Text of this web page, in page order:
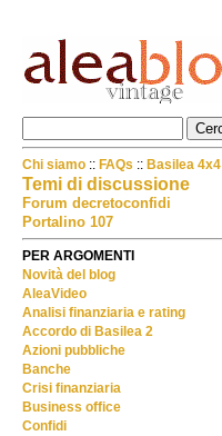
Chi siamo :: FAQs :: Basilea 4x4
Temi di discussione
Forum decretoconfidi
Portalino 107
PER ARGOMENTI
Novità del blog
AleaVideo
Analisi finanziaria e rating
Accordo di Basilea 2
Azioni pubbliche
Banche
Crisi finanziaria
Business office
Confidi